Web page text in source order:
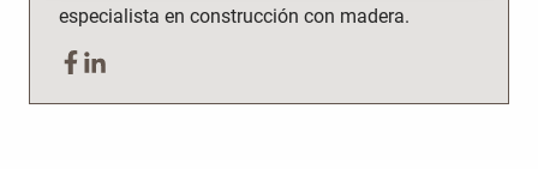
especialista en construcción con madera.